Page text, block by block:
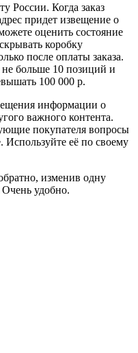
России. Когда заказ
придет извещение о
оценить состояние
коробку
после оплаты заказа.
больше 10 позиций и
100 000 р.
информации о
важного контента.
покупателя вопросы
Используйте её по своему
изменив одну
Очень удобно.